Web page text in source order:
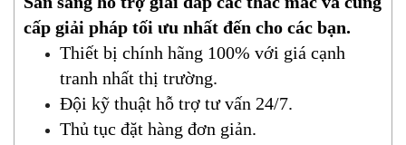
cấp giải pháp tối ưu nhất đến cho các bạn.
Thiết bị chính hãng 100% với giá cạnh
tranh nhất thị trường.
Đội kỹ thuật hỗ trợ tư vấn 24/7.
Thủ tục đặt hàng đơn giản.